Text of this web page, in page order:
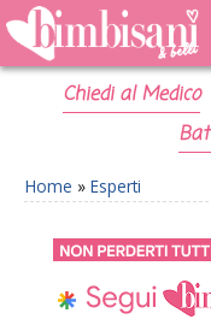
Chiedi al Medico
Home » Esperti